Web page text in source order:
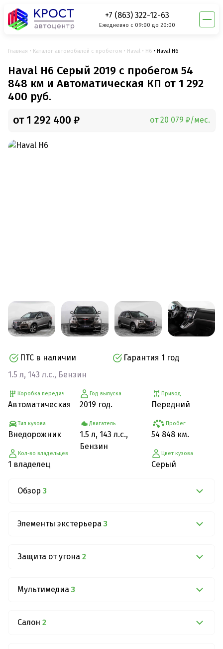
+7 (863) 322-12-63
Ежедневно с 09:00 до 20:00
Главная Каталог автомобилей с пробегом Haval H6 Haval H6
Haval H6 Серый 2019 с пробегом 54
848 км и Автоматическая КП от 1 292
400 руб.
от 1 292 400 ₽ от 20 079 ₽/мес.
ПТС в наличии
Гарантия 1 год
1.5 л, 143 л.с., Бензин
Коробка передач
Автоматическая
Тип кузова
Внедорожник
Кол-во владельцев
1 владелец
Год выпуска
2019 год.
Двигатель
1.5 л, 143 л.с.,
Бензин
Привод
Передний
Пробег
54 848 км.
Цвет кузова
Серый
Обзор 3
Элементы экстерьера 3
Защита от угона 2
Мультимедиа 3
Салон 2